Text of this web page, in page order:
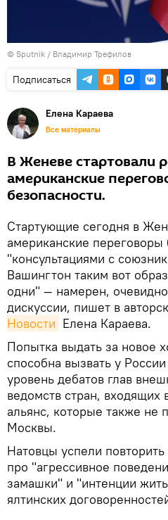
© Sputnik / Владимир Трефилов
Подписаться
Елена Караева
Все материалы
В Женеве стартовали
американские
безопасности.
Стартующие сегодня в
американские
"консультациями с
Вашингтон таким вот
одни" — намерен,
дискуссии, пишет в
Новости Елена Караева.
Попытка выдать за новое
способна вызвать у
уровень дебатов глав
ведомств стран, входящих
альянс, которые также не
Москвы.
Натовцы успели
про "агрессивное
замашки" и "интенции
ялтинских